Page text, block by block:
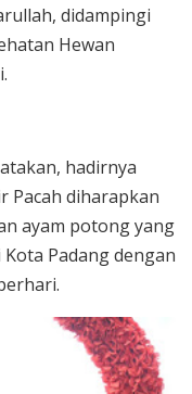
didampingi
Hewan
hadirnya
Pacah diharapkan
ayam potong yang
Padang dengan